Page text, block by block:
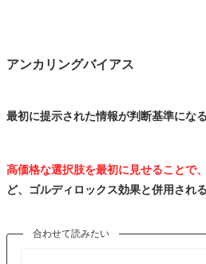
アンカリングバイアス
最初に提示された情報が判断基準になる
高価格な選択肢を最初に見せることで
ど、ゴルディロックス効果と併用され
合わせて読みたい